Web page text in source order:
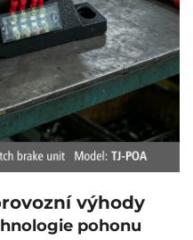
výhody
pohonu